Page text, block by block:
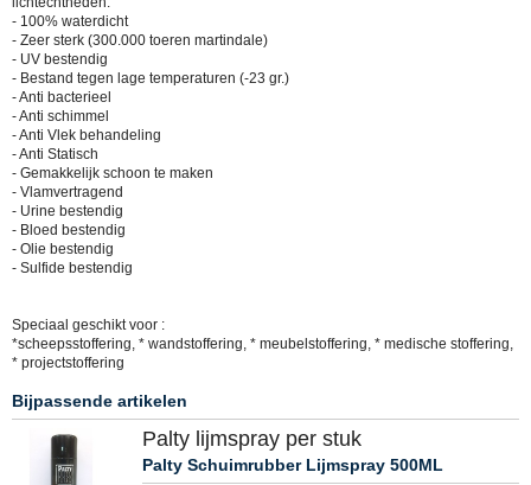
- 100% waterdicht
- Zeer sterk (300.000 toeren martindale)
- UV bestendig
- Bestand tegen lage temperaturen (-23 gr.)
- Anti bacterieel
- Anti schimmel
- Anti Vlek behandeling
- Anti Statisch
- Gemakkelijk schoon te maken
- Vlamvertragend
- Urine bestendig
- Bloed bestendig
- Olie bestendig
- Sulfide bestendig
Speciaal geschikt voor :
*scheepsstoffering, * wandstoffering, * meubelstoffering, * medische stoffering,
* projectstoffering
Bijpassende artikelen
Palty lijmspray per stuk
Palty Schuimrubber Lijmspray 500ML